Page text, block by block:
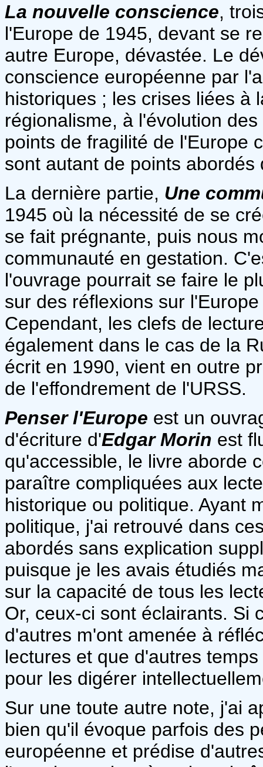
La nouvelle conscience,
l'Europe de 1945, devant se
autre Europe, dévastée. Le
conscience européenne par
historiques ; les crises liées à
régionalisme, à l'évolution
points de fragilité de l'Europe
sont autant de points abordés
La dernière partie, Une
1945 où la nécessité de se
se fait prégnante, puis nous
communauté en gestation.
l'ouvrage pourrait se faire le
sur des réflexions sur
Cependant, les clefs de
également dans le cas de la
écrit en 1990, vient en outre
de l'effondrement de l'URSS.
Penser l'Europe est un
d'écriture d'Edgar Morin est
qu'accessible, le livre aborde
paraître compliquées aux
historique ou politique. Ayant
politique, j'ai retrouvé dans
abordés sans explication
puisque je les avais étudiés
sur la capacité de tous les
Or, ceux-ci sont éclairants. Si
d'autres m'ont amenée à
lectures et que d'autres
pour les digérer
Sur une toute autre note, j'ai
bien qu'il évoque parfois des
européenne et prédise